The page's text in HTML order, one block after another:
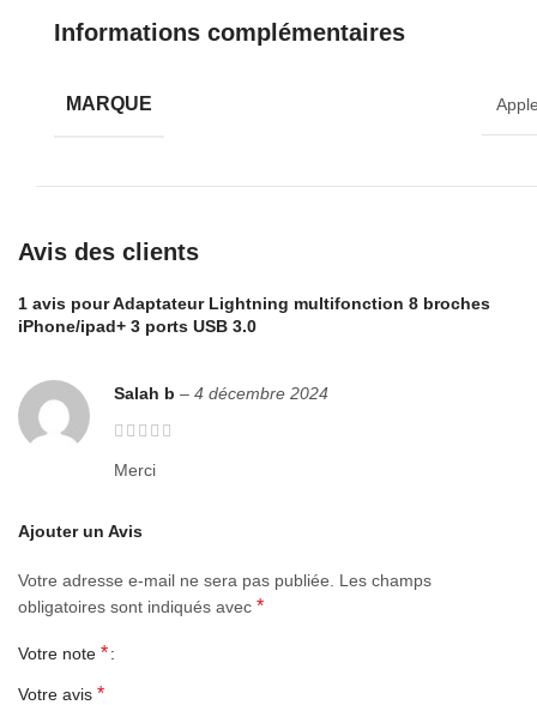
Informations complémentaires
MARQUE
Avis des clients
1 avis pourAdaptateur Lightning multifonction 8 broches
iPhone/ipad+ 3 ports USB 3.0
Salah b – 4 décembre 2024
Merci
Ajouter un Avis
Votre adresse e-mail ne sera pas publiée.
Les champs
obligatoires sont indiqués avec *
Votre note *
Votre avis *